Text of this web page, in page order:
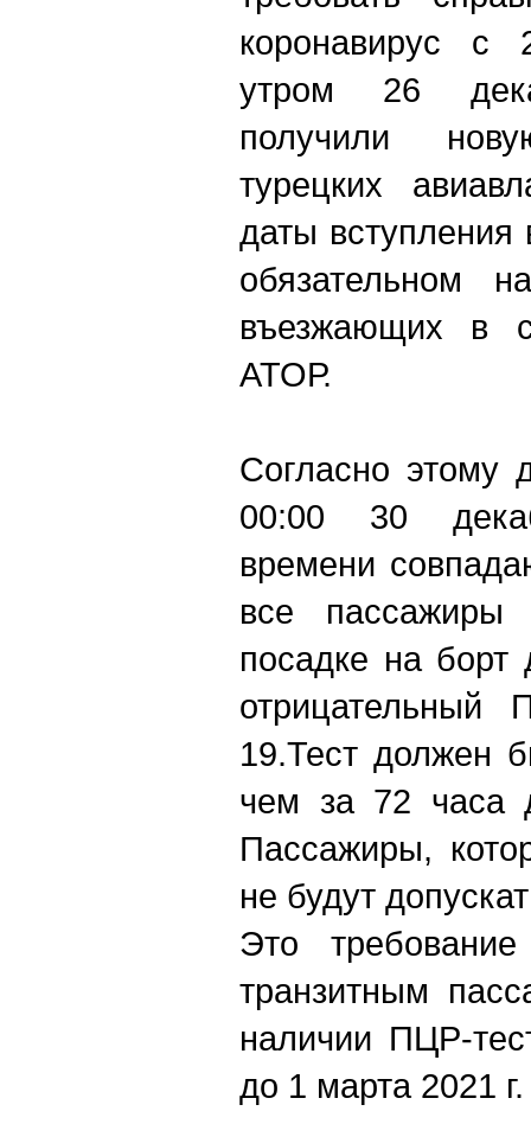
коронавирус с
утром 26
получили
турецких
даты вступления
обязательном
въезжающих в
АТОР.
Согласно этому
00:00 30
времени
все
посадке на борт
отрицательный
19.Тест должен
чем за 72 часа
Пассажиры,
не будут
Это
транзитным
наличии ПЦР-
до 1 марта 2021 г.